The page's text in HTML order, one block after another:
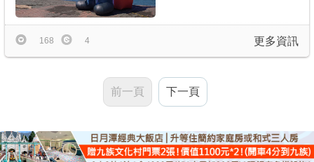
更多資訊
168 4
前一頁 下一頁